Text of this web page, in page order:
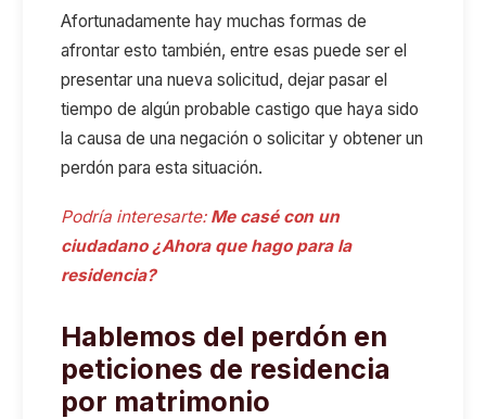
Afortunadamente hay muchas formas de
afrontar esto también, entre esas puede ser el
presentar una nueva solicitud, dejar pasar el
tiempo de algún probable castigo que haya sido
la causa de una negación o solicitar y obtener un
perdón para esta situación.
Podría interesarte: Me casé con un
ciudadano ¿Ahora que hago para la
residencia?
Hablemos del perdón en
peticiones de residencia
por matrimonio